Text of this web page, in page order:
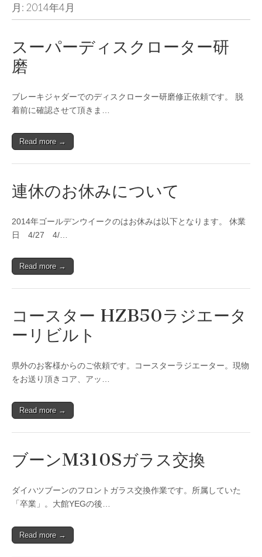
月: 2014年4月
スーパーディスクローター研
磨
ブレーキジャダーでのディスクローター研磨修正依頼です。 脱
着前に確認させて頂きま…
Read more →
連休のお休みについて
2014年ゴールデンウイークのはお休みは以下となります。 休業
日 4/27 4/…
Read more →
コースター HZB50ラジエータ
ーリビルト
県外のお客様からのご依頼です。コースターラジエーター。現物
をお送り頂きコア、アッ…
Read more →
ブーンM310Sガラス交換
ダイハツブーンのフロントガラス交換作業です。所属していた
「卒業」。大館YEGの後…
Read more →